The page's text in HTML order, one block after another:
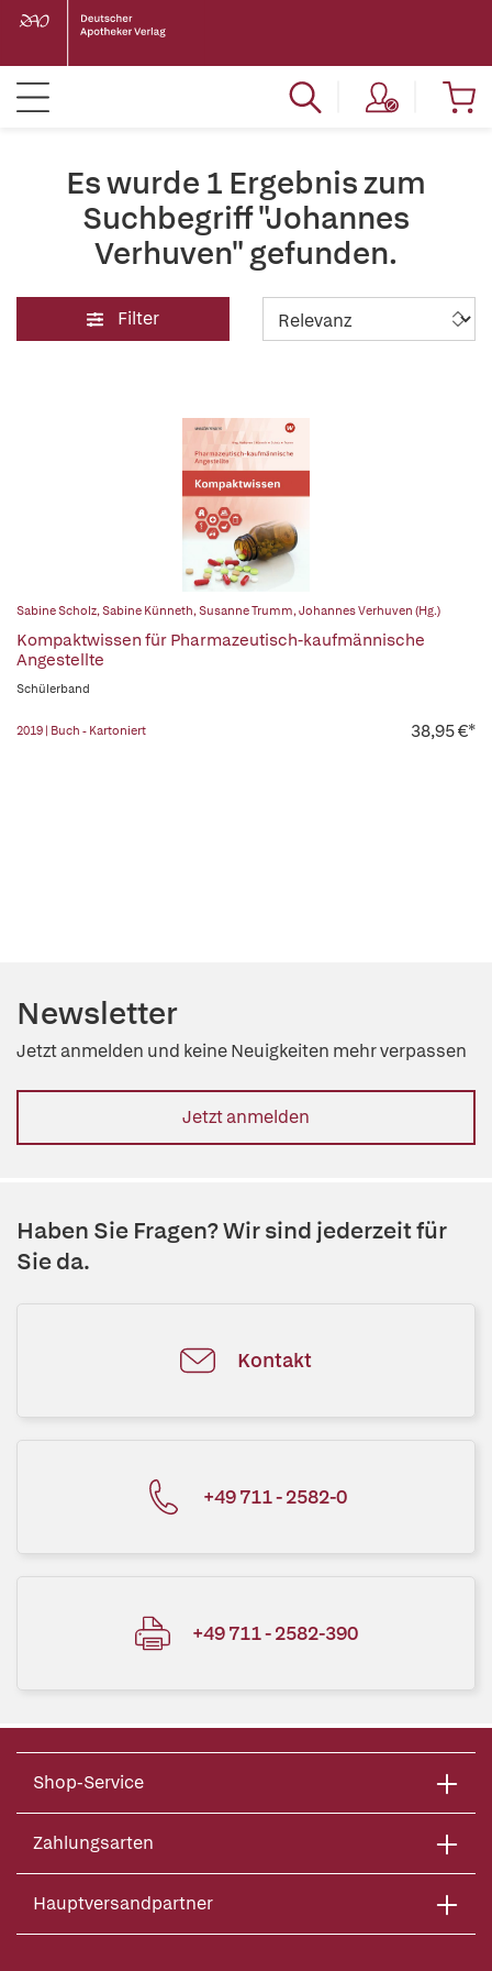
Es wurde 1 Ergebnis zum
Suchbegriff "Johannes
Verhuven" gefunden.
Filter
Sabine Scholz,Sabine Künneth,Susanne Trumm,Johannes Verhuven (Hg.)
Kompaktwissen für Pharmazeutisch-kaufmännische
Angestellte
Schülerband
2019 | Buch - Kartoniert 38,95 €*
Newsletter
Jetzt anmelden und keine Neuigkeiten mehr verpassen
Jetzt anmelden
Haben Sie Fragen? Wir sind jederzeit für
Sie da.
Kontakt
+49 711 - 2582-0
+49 711 - 2582-390
Shop-Service
Zahlungsarten
Hauptversandpartner